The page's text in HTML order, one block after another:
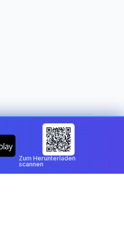
Zum Herunterladen
scannen